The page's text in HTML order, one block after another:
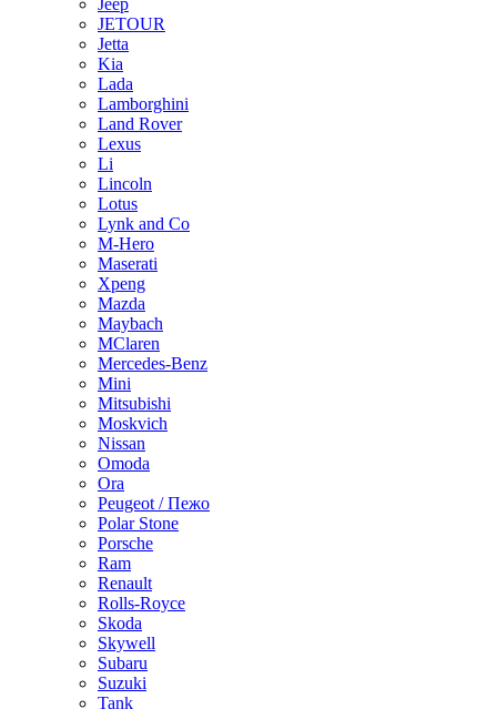
Jeep
JETOUR
Jetta
Kia
Lada
Lamborghini
Land Rover
Lexus
Li
Lincoln
Lotus
Lynk and Co
M-Hero
Maserati
Xpeng
Mazda
Maybach
MClaren
Mercedes-Benz
Mini
Mitsubishi
Moskvich
Nissan
Omoda
Ora
Peugeot / Пежо
Polar Stone
Porsche
Ram
Renault
Rolls-Royce
Skoda
Skywell
Subaru
Suzuki
Tank